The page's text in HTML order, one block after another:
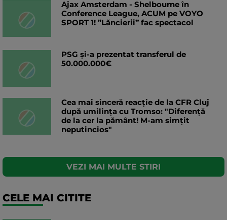
Ajax Amsterdam - Shelbourne în
Conference League, ACUM pe VOYO
SPORT 1! ”Lăncierii” fac spectacol
PSG și-a prezentat transferul de
50.000.000€
Cea mai sinceră reacție de la CFR Cluj
după umilința cu Tromso: "Diferență
de la cer la pământ! M-am simțit
neputincios"
VEZI MAI MULTE STIRI
CELE MAI CITITE